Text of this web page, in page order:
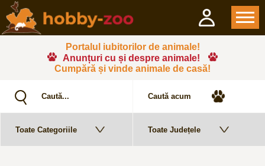
Portalul iubitorilor de animale!
Anunțuri cu și despre animale!
Cumpără și vinde animale de casă!